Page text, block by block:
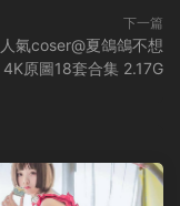
下一篇
氣coser@夏鴿鴿不想
4K原圖18套合集 2.17G